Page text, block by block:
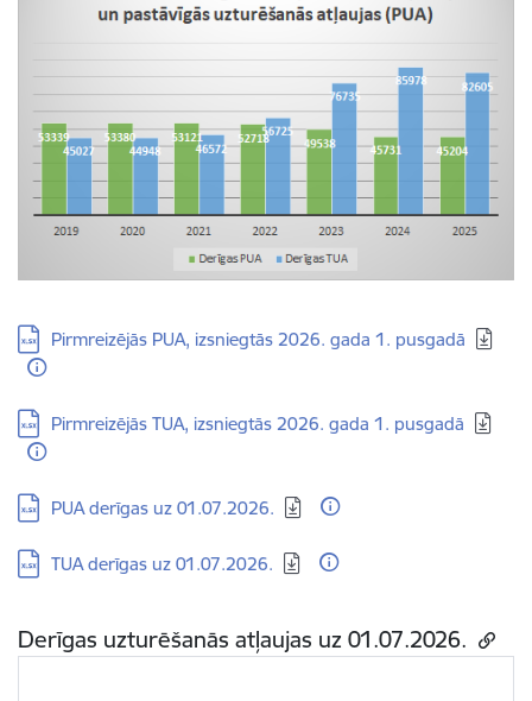
Lejupielādēt:
Pirmreizējās PUA, izsniegtās 2026. gada 1. pusgadā
Lejupielādēt:
Pirmreizējās TUA, izsniegtās 2026. gada 1. pusgadā
Lejupielādēt:
PUA derīgas uz 01.07.2026.
Lejupielādēt:
TUA derīgas uz 01.07.2026.
Derīgas uzturēšanās atļaujas uz 01.07.2026.